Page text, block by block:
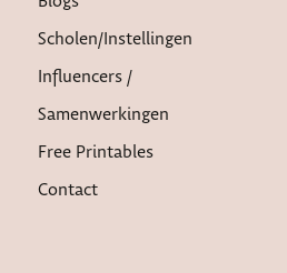
Scholen/instellingen
Influencers /
Samenwerkingen
Free Printables
Contact